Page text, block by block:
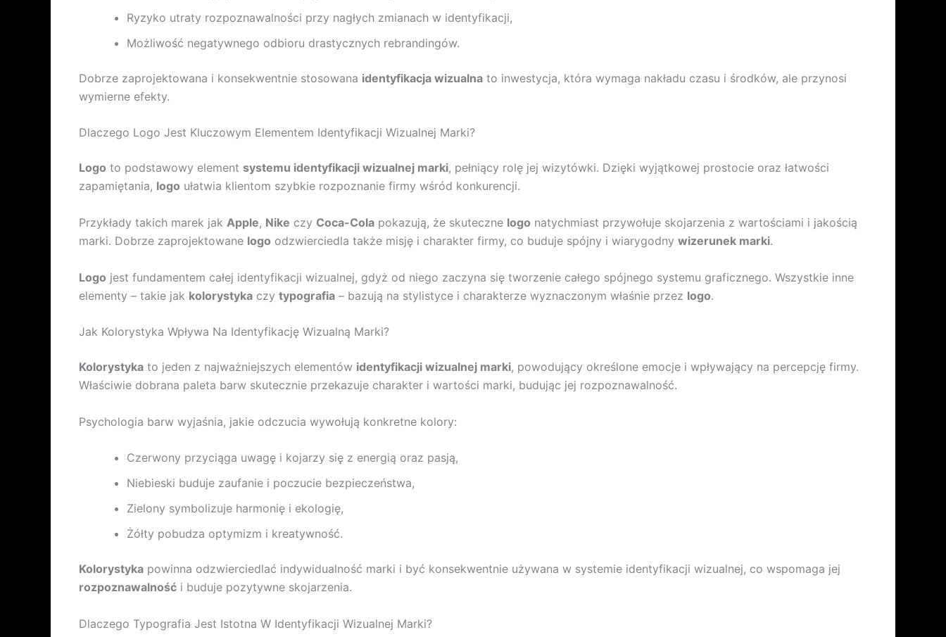
Ryzyko utraty rozpoznawalności przy nagłych zmianach w identyfikacji,
Możliwość negatywnego odbioru drastycznych rebrandingów.
Dobrze zaprojektowana i konsekwentnie stosowana identyfikacja wizualna to inwestycja, która wymaga nakładu czasu i środków, ale przynosi
wymierne efekty.
Dlaczego Logo Jest Kluczowym Elementem Identyfikacji Wizualnej Marki?
Logo to podstawowy element systemu identyfikacji wizualnej marki, pełniący rolę jej wizytówki. Dzięki wyjątkowej prostocie oraz łatwości
zapamiętania, logo ułatwia klientom szybkie rozpoznanie firmy wśród konkurencji.
Przykłady takich marek jak Apple, Nike czy Coca-Cola pokazują, że skuteczne logo natychmiast przywołuje skojarzenia z wartościami i jakością
marki. Dobrze zaprojektowane logo odzwierciedla także misję i charakter firmy, co buduje spójny i wiarygodny wizerunek marki.
Logo jest fundamentem całej identyfikacji wizualnej, gdyż od niego zaczyna się tworzenie całego spójnego systemu graficznego. Wszystkie inne
elementy – takie jak kolorystyka czy typografia – bazują na stylistyce i charakterze wyznaczonym właśnie przez logo.
Jak Kolorystyka Wpływa Na Identyfikację Wizualną Marki?
Kolorystyka to jeden z najważniejszych elementów identyfikacji wizualnej marki, powodujący określone emocje i wpływający na percepcję firmy.
Właściwie dobrana paleta barw skutecznie przekazuje charakter i wartości marki, budując jej rozpoznawalność.
Psychologia barw wyjaśnia, jakie odczucia wywołują konkretne kolory:
Czerwony przyciąga uwagę i kojarzy się z energią oraz pasją,
Niebieski buduje zaufanie i poczucie bezpieczeństwa,
Zielony symbolizuje harmonię i ekologię,
Żółty pobudza optymizm i kreatywność.
Kolorystyka powinna odzwierciedlać indywidualność marki i być konsekwentnie używana w systemie identyfikacji wizualnej, co wspomaga jej
rozpoznawalność i buduje pozytywne skojarzenia.
Dlaczego Typografia Jest Istotna W Identyfikacji Wizualnej Marki?